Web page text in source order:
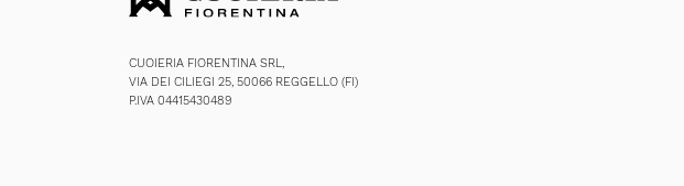
CUOIERIA FIORENTINA SRL,
VIA DEI CILIEGI 25, 50066 REGGELLO (FI)
P.IVA 04415430489